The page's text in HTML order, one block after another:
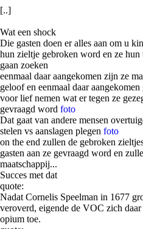
[..]
Wat een shock
Die gasten doen er alles aan om u
hun zieltje gebroken word en ze
gaan zoeken
eenmaal daar aangekomen zijn ze
geloof en eenmaal daar
voor lief nemen wat er tegen ze
gevraagd word foto
Dat gaat van andere mensen
stelen vs aanslagen plegen foto
on the end zullen de gebroken
gasten aan ze gevraagd word en
maatschappij...
Succes met dat
quote:
Nadat Cornelis Speelman in 1677
veroverd, eigende de VOC zich
opium toe.